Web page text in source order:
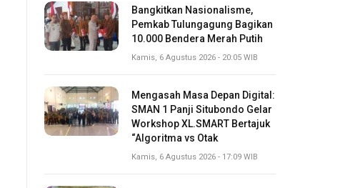
Bangkitkan Nasionalisme,
Pemkab Tulungagung Bagikan
10.000 Bendera Merah Putih
Kamis, 6 Agustus 2026 - 20:05 WIB
Mengasah Masa Depan Digital:
SMAN 1 Panji Situbondo Gelar
Workshop XL.SMART Bertajuk
“Algoritma vs Otak
Kamis, 6 Agustus 2026 - 17:09 WIB